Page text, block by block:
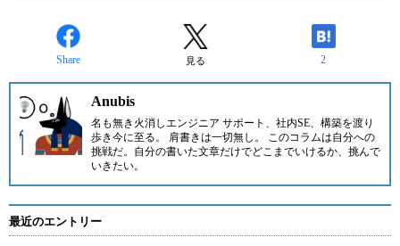
Share 見る 2
Anubis
名も無き火消しエンジニア サポート、社内SE、構築を渡り
歩き今に至る。 肩書きは一切無し。 このコラムは自分への
挑戦だ。自分の書いた文章だけでどこまでいけるか、挑んで
いきたい。
最近のエントリー